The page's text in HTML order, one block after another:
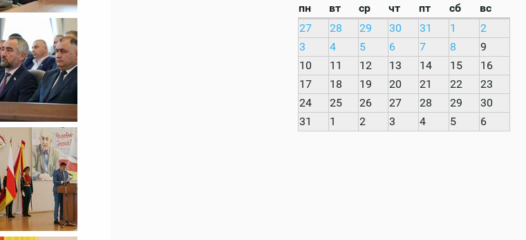
пн
вт ср чт пт сб
вс
27
28 29 30 31 1
2
3
4 5 6 7 8
9
10
11 12 13 14 15
16
17
18 19 20 21 22
23
24
25 26 27 28 29
30
31
1 2 3 4 5 6